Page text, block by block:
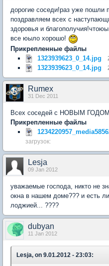
дорогие соседи!раз уже пошли
поздравляем всех с
здоровья и
все юыло хорошо!
Прикрепленные файлы
1323939623_0_14.jpg
1323939623_0_14.jpg
Rumex
31 Dec 2011
Всех соседей с НОВЫМ
Прикрепленные файлы
загрузок:
Lesja
09 Jan 2012
уважаемые господа, никто не
окна в нашем доме??? и есть
лоджией... ????
dubyan
11 Jan 2012
Lesja, on 9.01.2012 - 23:03: